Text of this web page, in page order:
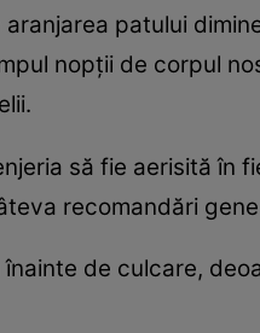
patului
nopții de corpul
să fie aerisită în
recomandări
de culcare,